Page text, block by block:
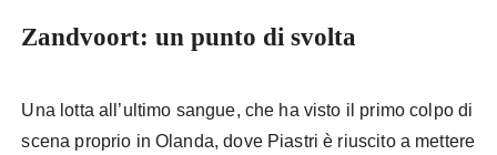
Zandvoort: un punto di svolta
Una lotta all’ultimo sangue, che ha visto il primo colpo di
scena proprio in Olanda, dove Piastri è riuscito a mettere